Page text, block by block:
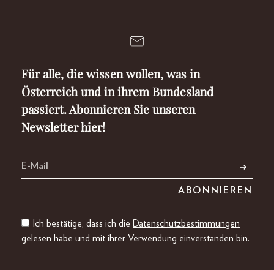
Für alle, die wissen wollen, was in
Österreich und in ihrem Bundesland
passiert. Abonnieren Sie unseren
Newsletter hier!
Ich bestätige, dass ich die Datenschutzbestimmungen
gelesen habe und mit ihrer Verwendung einverstanden bin.